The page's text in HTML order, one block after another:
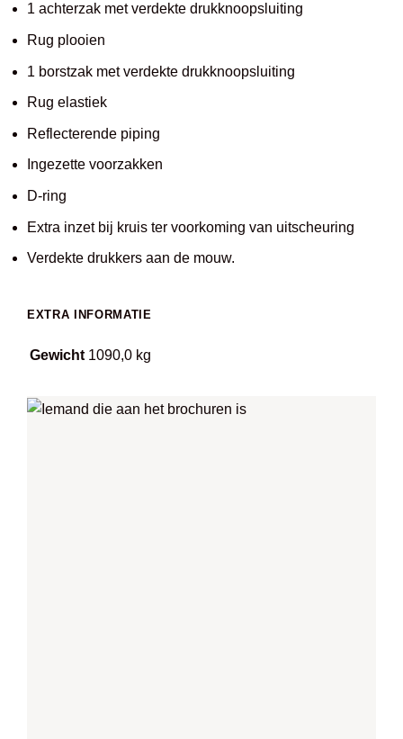
1 achterzak met verdekte drukknoopsluiting
Rug plooien
1 borstzak met verdekte drukknoopsluiting
Rug elastiek
Reflecterende piping
Ingezette voorzakken
D-ring
Extra inzet bij kruis ter voorkoming van uitscheuring
Verdekte drukkers aan de mouw.
EXTRA INFORMATIE
Gewicht 1090,0 kg